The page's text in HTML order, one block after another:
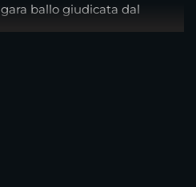
ballo giudicata dal